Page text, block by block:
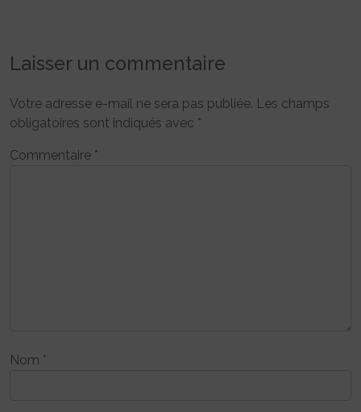
Laisser un commentaire
Votre adresse e-mail ne sera pas publiée. Les champs
obligatoires sont indiqués avec *
Commentaire *
Nom *